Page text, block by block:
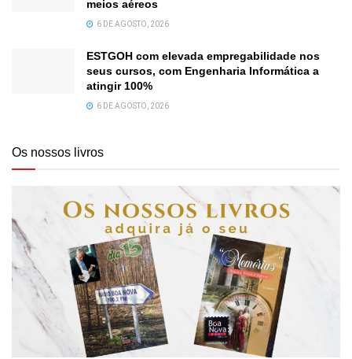
meios aéreos
6 DE AGOSTO, 2026
ESTGOH com elevada empregabilidade nos
seus cursos, com Engenharia Informática a
atingir 100%
6 DE AGOSTO, 2026
Os nossos livros